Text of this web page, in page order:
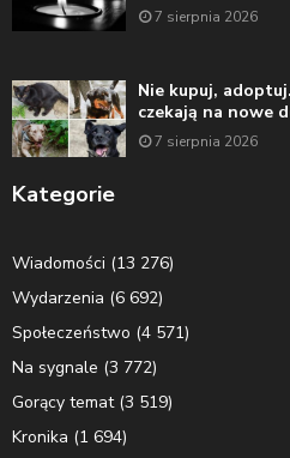
7 sierpnia 2026
Nie kupuj,
czekają na nowe
7 sierpnia 2026
Kategorie
Wiadomości (13 276)
Wydarzenia (6 692)
Społeczeństwo (4 571)
Na sygnale (3 772)
Gorący temat(3 519)
Kronika (1 694)